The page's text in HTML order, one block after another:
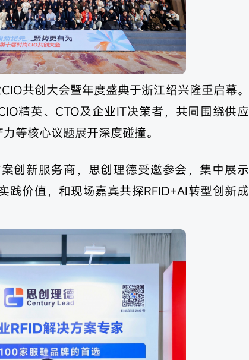
共创大会暨年度盛典于浙江绍兴隆重启幕。
精英、CTO及企业IT决策者，共同围绕供应
等核心议题展开深度碰撞。
创新服务商，思创理德受邀参会，集中展示
践价值，和现场嘉宾共探RFID+AI转型创新成